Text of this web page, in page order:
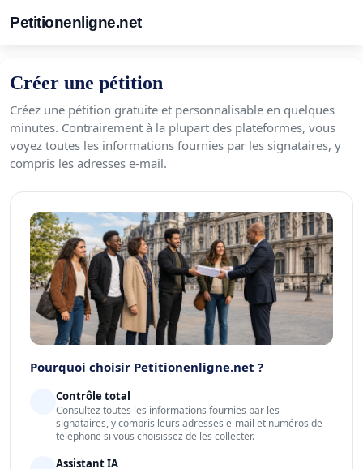
Petitionenligne.net
Créer une pétition
Créez une pétition gratuite et personnalisable en quelques
minutes. Contrairement à la plupart des plateformes, vous
voyez toutes les informations fournies par les signataires, y
compris les adresses e-mail.
Pourquoi choisir Petitionenligne.net ?
Contrôle total
Consultez toutes les informations fournies par les
signataires, y compris leurs adresses e-mail et numéros de
téléphone si vous choisissez de les collecter.
Assistant IA